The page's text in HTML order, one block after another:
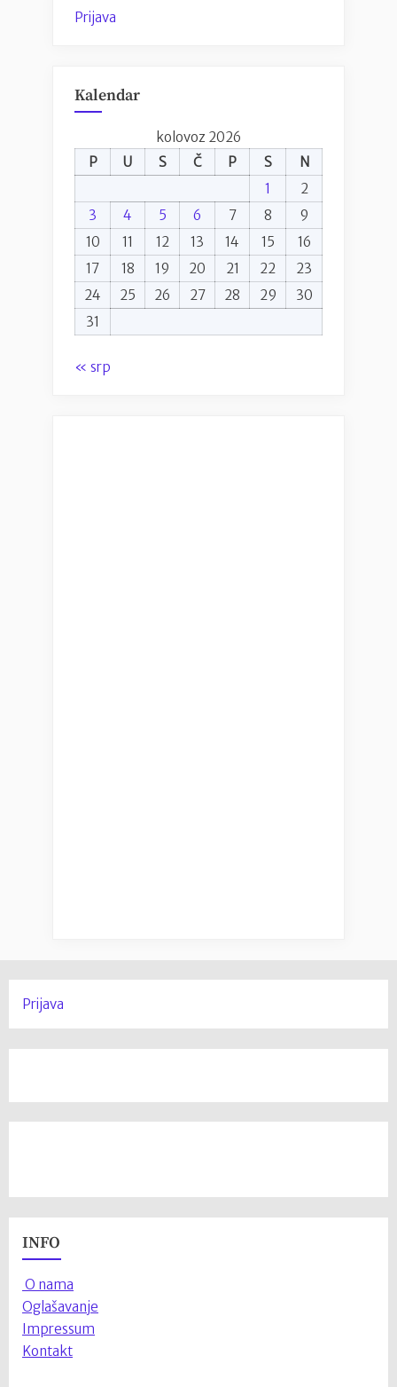
Prijava
Kalendar
kolovoz 2026
P
U S Č P S
N
1
2
3
4 5 6 7 8
9
10
11 12 13 14 15
16
17
18 19 20 21 22
23
24
25 26 27 28 29
30
31
« srp
Prijava
INFO
O nama
Oglašavanje
Impressum
Kontakt